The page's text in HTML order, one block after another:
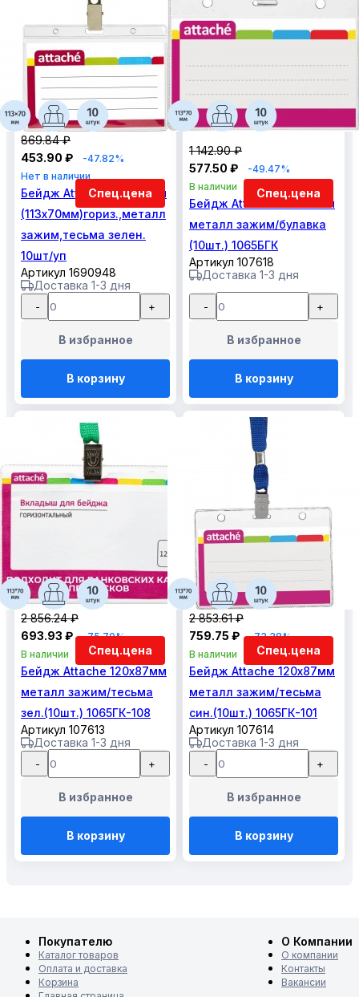
Спец.цена
869.84 ₽
453.90 ₽
-47.82%
Нет в наличии
Бейдж Attache 120х87мм
(113х70мм)гориз.,металл
зажим,тесьма зелен.
10шт/уп
Артикул 1690948
Доставка 1-3 дня
- +
В избранное
В корзину
Спец.цена
1 142.90 ₽
577.50 ₽
-49.47%
В наличии
Бейдж Attache 120х87мм
металл зажим/булавка
(10шт.) 1065БГК
Артикул 107618
Доставка 1-3 дня
- +
В избранное
В корзину
Спец.цена
2 856.24 ₽
693.93 ₽
-75.70%
В наличии
Бейдж Attache 120х87мм
металл зажим/тесьма
зел.(10шт.) 1065ГК-108
Артикул 107613
Доставка 1-3 дня
- +
В избранное
В корзину
Спец.цена
2 853.61 ₽
759.75 ₽
-73.38%
В наличии
Бейдж Attache 120х87мм
металл зажим/тесьма
син.(10шт.) 1065ГК-101
Артикул 107614
Доставка 1-3 дня
- +
В избранное
В корзину
Покупателю
Каталог товаров
Оплата и доставка
Корзина
О Компании
О компании
Контакты
Вакансии